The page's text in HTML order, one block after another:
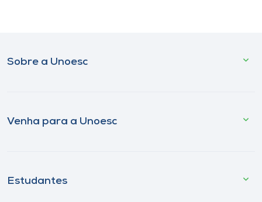
Sobre a Unoesc
Venha para a Unoesc
Estudantes